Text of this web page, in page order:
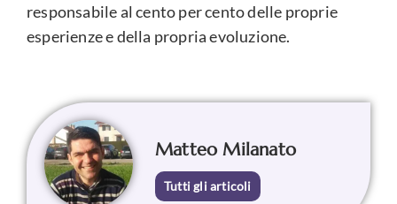
responsabile al cento per cento delle proprie
esperienze e della propria evoluzione.
Matteo Milanato
Tutti gli articoli